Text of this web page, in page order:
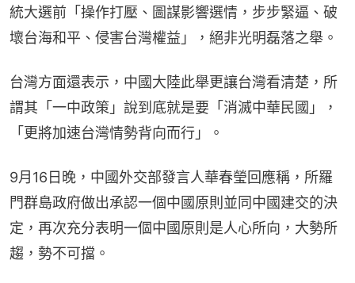
統大選前「操作打壓、圖謀影響選情，步步緊逼、破
壞台海和平、侵害台灣權益」，絕非光明磊落之舉。
台灣方面還表示，中國大陸此舉更讓台灣看清楚，所
謂其「一中政策」說到底就是要「消滅中華民國」，
「更將加速台灣情勢背向而行」。
9月16日晚，中國外交部發言人華春瑩回應稱，所羅
門群島政府做出承認一個中國原則並同中國建交的決
定，再次充分表明一個中國原則是人心所向，大勢所
趨，勢不可擋。